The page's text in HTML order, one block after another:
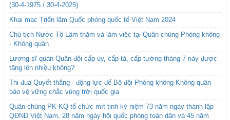
(30-4-1975 / 30-4-2025)
Khai mạc Triển lãm Quốc phòng quốc tế Việt Nam 2024
Chủ tịch Nước Tô Lâm thăm và làm việc tại Quân chủng Phòng không
- Không quân
Lương sĩ quan Quân đội cấp úy, cấp tá, cấp tướng tháng 7 này được
tăng lên nhiều không?
Thi đua Quyết thắng - động lực để Bộ đội Phòng không-Không quân
bảo vệ vững chắc vùng trời quốc gia
Quân chủng PK-KQ tổ chức mít tinh kỷ niệm 73 năm ngày thành lập
QĐND Việt Nam, 28 năm ngày hội quốc phòng toàn dân và 45 năm